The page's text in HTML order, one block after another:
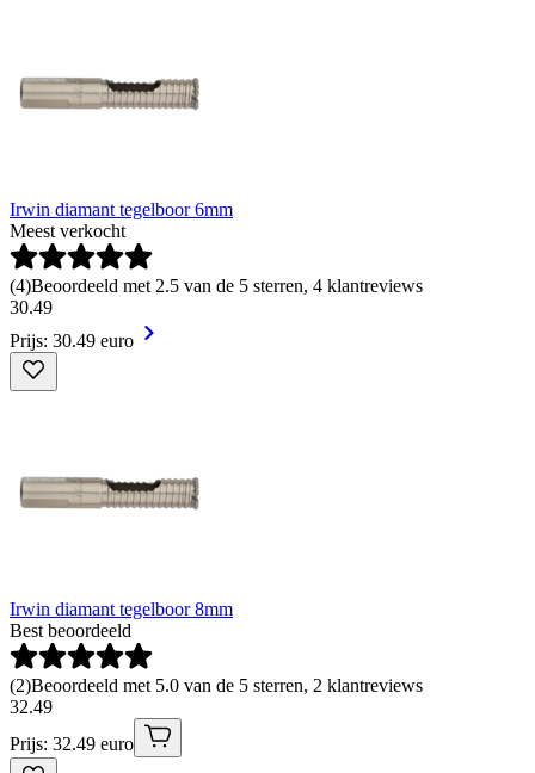
Irwin diamant tegelboor 6mm
Meest verkocht
(4)Beoordeeld met 2.5 van de 5 sterren, 4 klantreviews
30.49
Prijs: 30.49 euro
Irwin diamant tegelboor 8mm
Best beoordeeld
(2)Beoordeeld met 5.0 van de 5 sterren, 2 klantreviews
32.49
Prijs: 32.49 euro